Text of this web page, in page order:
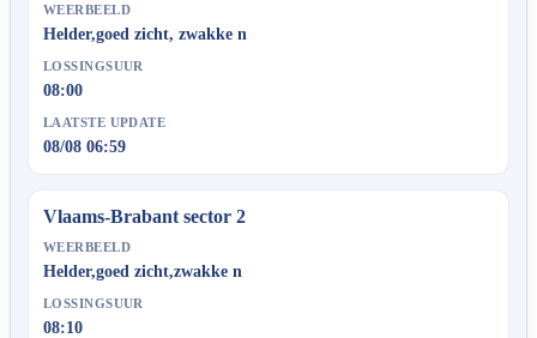
WEERBEELD
Helder,goed zicht, zwakke n
LOSSINGSUUR
08:00
LAATSTE UPDATE
08/08 06:59
Vlaams-Brabant sector 2
WEERBEELD
Helder,goed zicht,zwakke n
LOSSINGSUUR
08:10